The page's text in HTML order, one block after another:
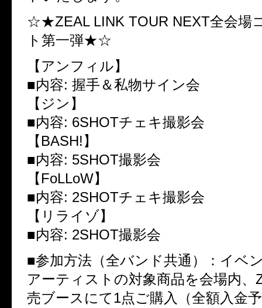
☆★ZEAL LINK TOUR NEXT全会場
ト第一弾★☆
【アンフィル】
■内容: 握手＆私物サイン会
【ジン】
■内容: 6SHOTチェキ撮影会
【 BASH! 】
■内容: 5SHOT撮影会
【 FoLLoW】
■内容: 2SHOTチェキ撮影会
【リライゾ】
■内容: 2SHOT撮影会
■参加方法（全バンド共通）：イベ
アーティストの対象商品を会場内、
売ブースにて1点ご購入（全額入金